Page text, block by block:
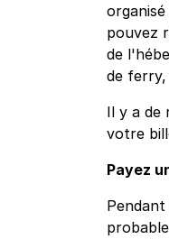
pouvez
de
de
Il y a de
votre
Payez